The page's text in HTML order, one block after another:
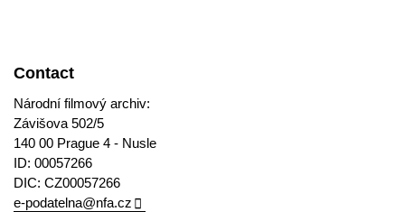
Contact
Národní filmový archiv:
Závišova 502/5
140 00 Prague 4 - Nusle
ID: 00057266
DIC: CZ00057266
e-podatelna@nfa.cz